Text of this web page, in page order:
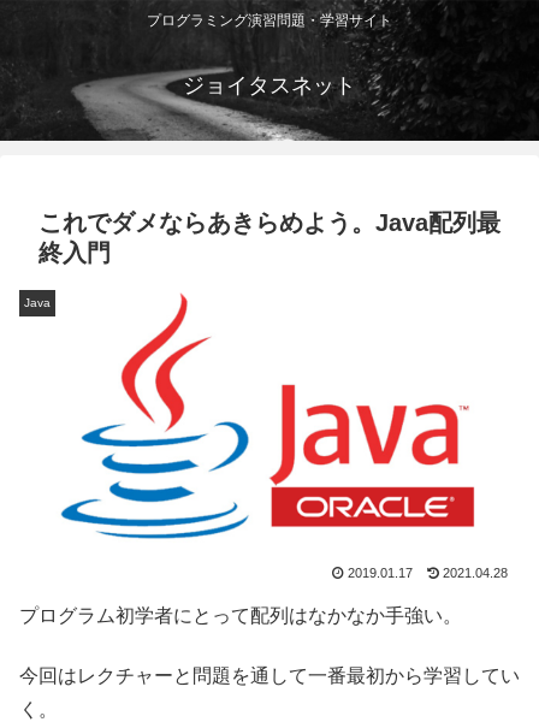
プログラミング演習問題・学習サイト
ジョイタスネット
これでダメならあきらめよう。Java配列最
終入門
Java
2019.01.17 2021.04.28
プログラム初学者にとって配列はなかなか手強い。
今回はレクチャーと問題を通して一番最初から学習してい
く。